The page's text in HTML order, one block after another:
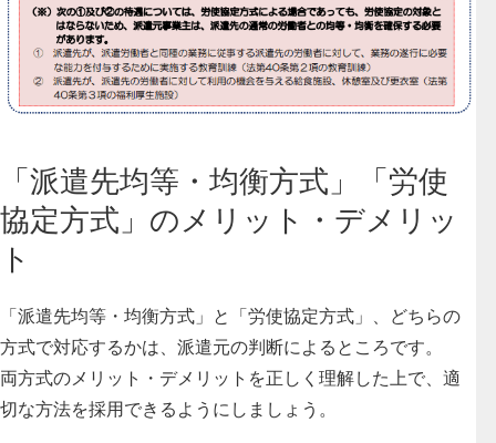
「派遣先均等・均衡方式」「労使
協定方式」のメリット・デメリッ
ト
「派遣先均等・均衡方式」と「労使協定方式」、どちらの
方式で対応するかは、派遣元の判断によるところです。
両方式のメリット・デメリットを正しく理解した上で、適
切な方法を採用できるようにしましょう。